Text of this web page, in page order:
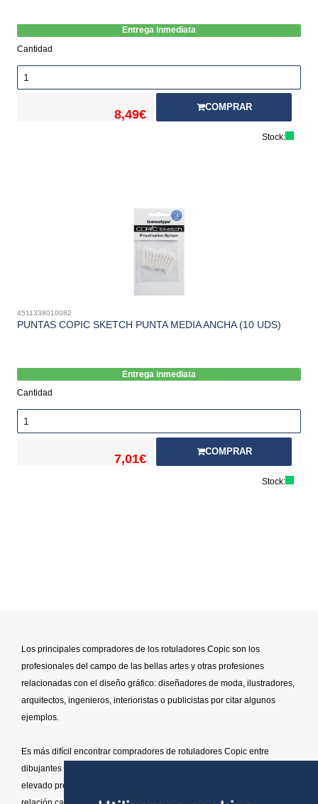
Entrega inmediata
Cantidad
8,49€
COMPRAR
Stock:
4511338010082
PUNTAS COPIC SKETCH PUNTA MEDIA ANCHA (10 UDS)
Entrega inmediata
Cantidad
7,01€
COMPRAR
Stock:
Los principales compradores de los rotuladores Copic son los
profesionales del campo de las bellas artes y otras profesiones
relacionadas con el diseño gráfico: diseñadores de moda, ilustradores,
arquitectos, ingenieros, interioristas o publicistas por citar algunos
ejemplos.
Es más difícil encontrar compradores de rotuladores Copic entre
dibujantes principiantes y aficionados a las bellas artes debido al
elevado precio de los mismos. Aunque su calidad es excelente su